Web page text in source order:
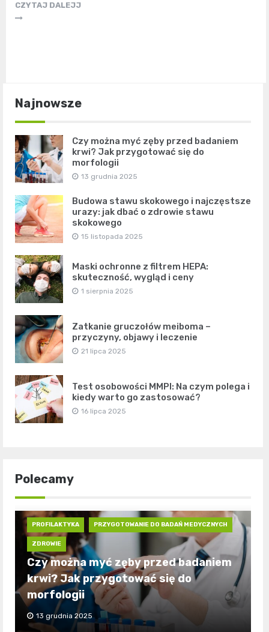
CZYTAJ DALEJJ
Najnowsze
Czy można myć zęby przed badaniem
krwi? Jak przygotować się do
morfologii
13 grudnia 2025
Budowa stawu skokowego i najczęstsze
urazy: jak dbać o zdrowie stawu
skokowego
15 listopada 2025
Maski ochronne z filtrem HEPA:
skuteczność, wygląd i ceny
1 sierpnia 2025
Zatkanie gruczołów meiboma –
przyczyny, objawy i leczenie
21 lipca 2025
Test osobowości MMPI: Na czym polega i
kiedy warto go zastosować?
16 lipca 2025
Polecamy
PROFILAKTYKA PRZYGOTOWANIE DO BADAŃ MEDYCZNYCH
ZDROWIE
Czy można myć zęby przed badaniem
krwi? Jak przygotować się do
morfologii
13 grudnia 2025